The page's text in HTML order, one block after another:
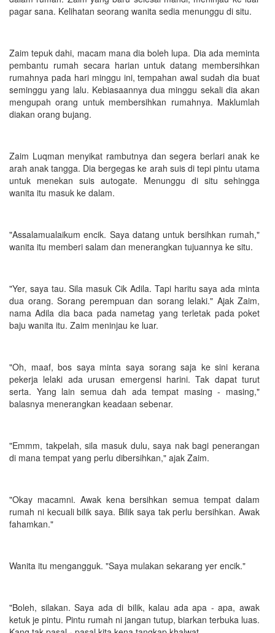
pagar sana. Kelihatan seorang wanita sedia menunggu di situ.
Zaim tepuk dahi, macam mana dia boleh lupa. Dia ada meminta
pembantu rumah secara harian untuk datang membersihkan
rumahnya pada hari minggu ini, tempahan awal sudah dia buat
seminggu yang lalu. Kebiasaannya dua minggu sekali dia akan
mengupah orang untuk membersihkan rumahnya. Maklumlah
diakan orang bujang.
Zaim Luqman menyikat rambutnya dan segera berlari anak ke
arah anak tangga. Dia bergegas ke arah suis di tepi pintu utama
untuk menekan suis autogate. Menunggu di situ sehingga
wanita itu masuk ke dalam.
"Assalamualaikum encik. Saya datang untuk bersihkan rumah,"
wanita itu memberi salam dan menerangkan tujuannya ke situ.
"Yer, saya tau. Sila masuk Cik Adila. Tapi haritu saya ada minta
dua orang. Sorang perempuan dan sorang lelaki." Ajak Zaim,
nama Adila dia baca pada nametag yang terletak pada poket
baju wanita itu. Zaim meninjau ke luar.
"Oh, maaf, bos saya minta saya sorang saja ke sini kerana
pekerja lelaki ada urusan emergensi harini. Tak dapat turut
serta. Yang lain semua dah ada tempat masing - masing,"
balasnya menerangkan keadaan sebenar.
"Emmm, takpelah, sila masuk dulu, saya nak bagi penerangan
di mana tempat yang perlu dibersihkan," ajak Zaim.
"Okay macamni. Awak kena bersihkan semua tempat dalam
rumah ni kecuali bilik saya. Bilik saya tak perlu bersihkan. Awak
fahamkan."
Wanita itu mengangguk. "Saya mulakan sekarang yer encik."
"Boleh, silakan. Saya ada di bilik, kalau ada apa - apa, awak
ketuk je pintu. Pintu rumah ni jangan tutup, biarkan terbuka luas.